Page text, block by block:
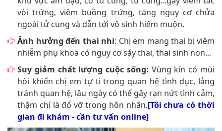
vòi trứng, viêm buồng trứng, tăng nguy cơ chửa
ngoài tử cung và dẫn tới vô sinh hiếm muộn.
Ảnh hưởng đến thai nhi: Chị em mang thai bị viêm
nhiễm phụ khoa có nguy cơ sảy thai, thai sinh non...
Suy giảm chất lượng cuộc sống: Vùng kín có mùi
hôi khiến chị em tự ti trong quan hệ tình dục, lảng
tránh quan hệ, lâu ngày có thể gây rạn nứt tình cảm,
thậm chí là đổ vỡ trong hôn nhân.[Tôi chưa có thời
gian đi khám - cần tư vấn online]